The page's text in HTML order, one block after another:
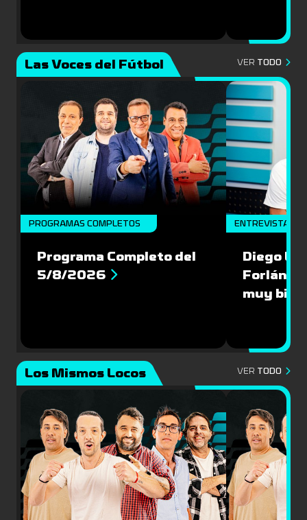
Las Voces del Fútbol VER TODO
PROGRAMAS COMPLETOS
Programa Completo del
5/8/2026
ENTREVISTA
Diego
Forlán le
muy
Los Mismos Locos VER TODO